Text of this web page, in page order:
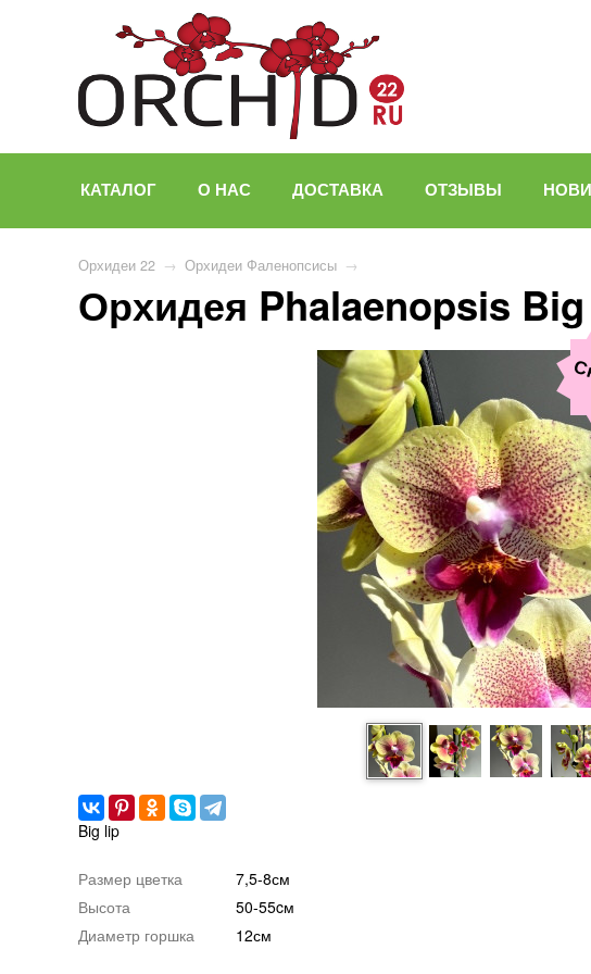
КАТАЛОГ О НАС ДОСТАВКА ОТЗЫВЫ
Орхидеи 22 → Орхидеи Фаленопсисы →
Орхидея Phalaenopsis
Big lip
Размер цветка
7,5-8см
Высота
50-55cм
Диаметр горшка
12см